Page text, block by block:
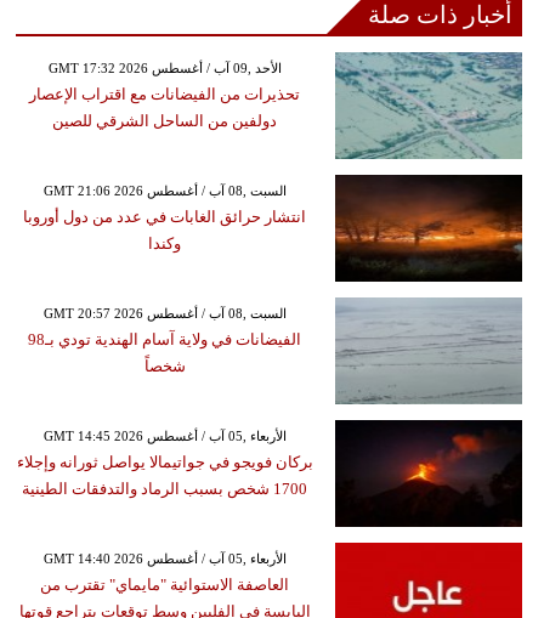
أخبار ذات صلة
GMT 17:32 2026 الأحد ,09 آب / أغسطس
تحذيرات من الفيضانات مع اقتراب الإعصار
دولفين من الساحل الشرقي للصين
GMT 21:06 2026 السبت ,08 آب / أغسطس
انتشار حرائق الغابات في عدد من دول أوروبا
وكندا
GMT 20:57 2026 السبت ,08 آب / أغسطس
الفيضانات في ولاية آسام الهندية تودي بـ98
شخصاً
GMT 14:45 2026 الأربعاء ,05 آب / أغسطس
بركان فويجو في جواتيمالا يواصل ثورانه وإجلاء
1700 شخص بسبب الرماد والتدفقات الطينية
GMT 14:40 2026 الأربعاء ,05 آب / أغسطس
العاصفة الاستوائية "مايماي" تقترب من
اليابسة في الفلبين وسط توقعات بتراجع قوتها